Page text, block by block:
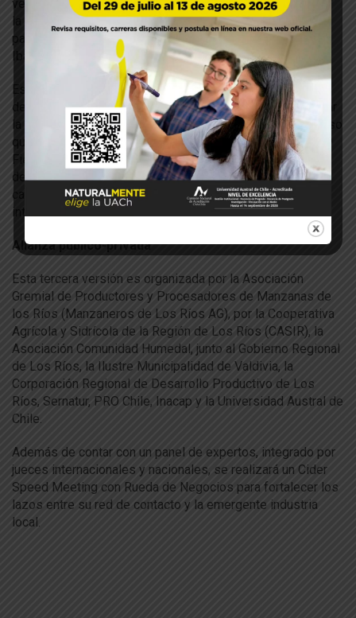
versión 2026 dará un salto internacional al inaugurar
la Primera Copa de Sidra y Cata a Ciegas contando con la
participación del destacado sommelier español Pascual
Ibáñez, quien presidirá el jurado.
Esta actividad se efectuará el jueves 16 de abril en
dependencias de INACAP Valdivia y busca profesionalizar
la selección de las mejores sidras presentadas al concurso
que tengan o no la posibilidad de comercializarse en la 3ª
Fiesta de la Manzana y la Sidra, a través de una
degustación a ciegas en un entorno controlado con las
características propias de similares eventos
internacionales.
Alianza público-privada
Esta tercera versión es organizada por la Asociación
Gremial de Productores y Procesadores de Manzanas de
los Ríos (Manzaneros de Los Ríos AG), por la Cooperativa
Agrícola y Sidrícola de la Región de Los Ríos (CASIR), la
Asociación Comunidad Humedal, junto al Gobierno Regional
de Los Ríos, la Ilustre Municipalidad de Valdivia, la
Corporación Regional de Desarrollo Productivo de Los
Ríos, Sernatur, PRO Chile, Inacap y la Universidad Austral de
Chile.
Además de contar con un panel de expertos, integrado por
jueces internacionales y nacionales, se realizará un Cider
Speed Meeting con Rueda de Negocios para fortalecer los
lazos entre su red de contacto y la emergente industria
local.